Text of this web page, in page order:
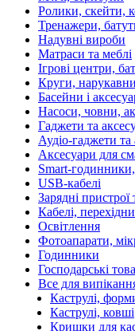
Ролики, скейти,
Тренажери,
Надувні вироби
Матраси та меблі
Ігрові центри,
Круги,
Басейни і
Насоси, човни,
Гаджети та
Аудіо-гаджети та
Аксесуари для
Smart-годинники,
USB-кабелі
Зарядні пристрої
Кабелі,
Освітлення
Фотоапарати,
Годинники
Господарські
Все для
Каструлі,
Каструлі, ковші
Кришки для